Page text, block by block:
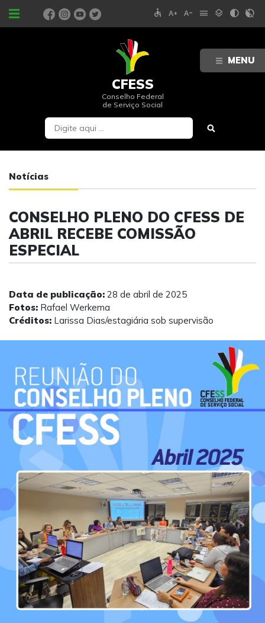
MENU
PORTAIS accessible text_increase text_decrease menu layers contrast contrast_rtl_off
CFESS
Conselho Federal
de Serviço Social
Notícias
CONSELHO PLENO DO CFESS DE
ABRIL RECEBE COMISSÃO
ESPECIAL
Data de publicação: 28 de abril de 2025
Fotos: Rafael Werkema
Créditos: Larissa Dias/estagiária sob supervisão